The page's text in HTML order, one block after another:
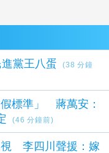
黨王八蛋
(38 分鐘
標準」 蔣萬安：
(46 分鐘前)
視 李四川聲援：嫁